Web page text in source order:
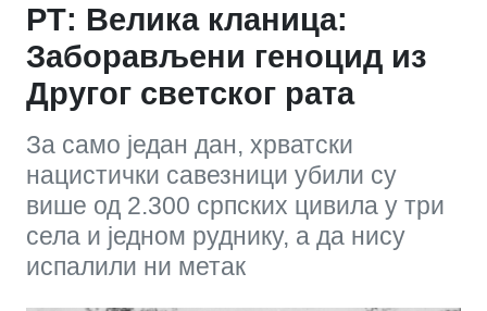
РТ: Велика кланица:
Заборављени геноцид из
Другог светског рата
За само један дан, хрватски
нацистички савезници убили су
више од 2.300 српских цивила у три
села и једном руднику, а да нису
испалили ни метак